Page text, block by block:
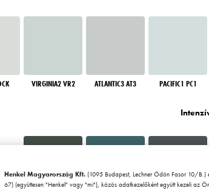
VIRGINIA2 VR2 ATLANTIC3 AT3 PACIFIC1 PC1
Henkel Magyarország Kft. (1095 Budapest, Lechner Ödön Fasor 10/B.)
67) (együttesen "Henkel" vagy "mi"), közös adatkezelőként együtt kezeli az